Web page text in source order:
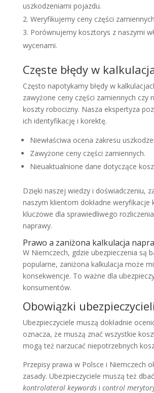
uszkodzeniami pojazdu.
Weryfikujemy ceny części
Porównujemy kosztorys z naszymi
wycenami.
Częste błędy w
Często napotykamy błędy w
zawyżone ceny części zamiennych czy
koszty robocizny. Nasza ekspertyza
ich identyfikację i korektę.
Niewłaściwa ocena zakresu
Zawyżone ceny części zamiennych.
Nieuaktualnione dane dotyczące
Dzięki naszej wiedzy i doświadczeniu,
naszym klientom dokładne weryfikacje
kluczowe dla sprawiedliwego
naprawy.
Prawo a zaniżona kalkulacja
W Niemczech, gdzie ubezpieczenia są
popularne, zaniżona kalkulacja może
konsekwencje. To ważne dla
konsumentów.
Obowiązki ubezpieczycieli
Ubezpieczyciele muszą dokładnie
oznacza, że muszą znać wszystkie
mogą też narzucać niepotrzebnych
Przepisy prawa w Polsce i Niemczech
zasady. Ubezpieczyciele muszą też
kontrolateral keywordsi control